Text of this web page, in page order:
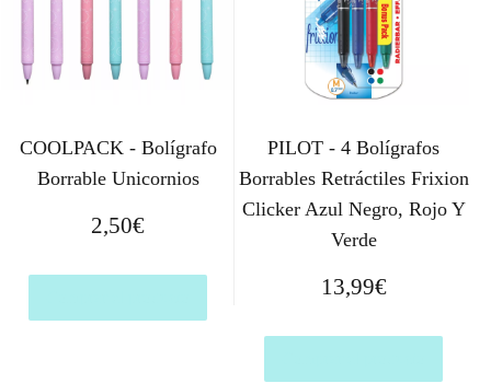
COOLPACK - Bolígrafo
Borrable Unicornios
2,50€
PILOT - 4 Bolígrafos
Borrables Retráctiles Frixion
Clicker Azul Negro, Rojo Y
Verde
13,99€